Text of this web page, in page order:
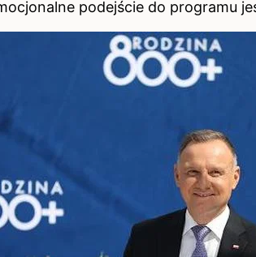
podejście do programu